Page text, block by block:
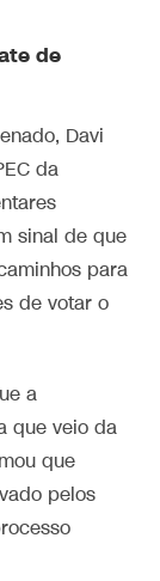
de
Davi
da
sinal de que
para
de votar o
a
que veio da
que
pelos